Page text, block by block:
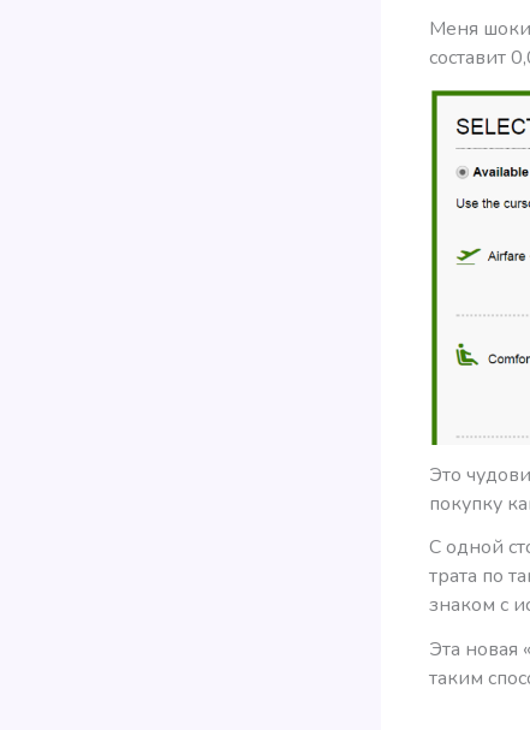
Меня
составит
Это
покупку
С одной
трата по
знаком с
Эта новая
таким